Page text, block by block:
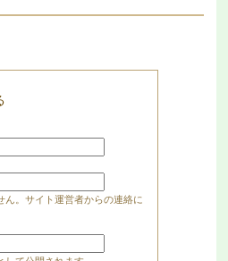
ん。サイト運営者からの連絡に